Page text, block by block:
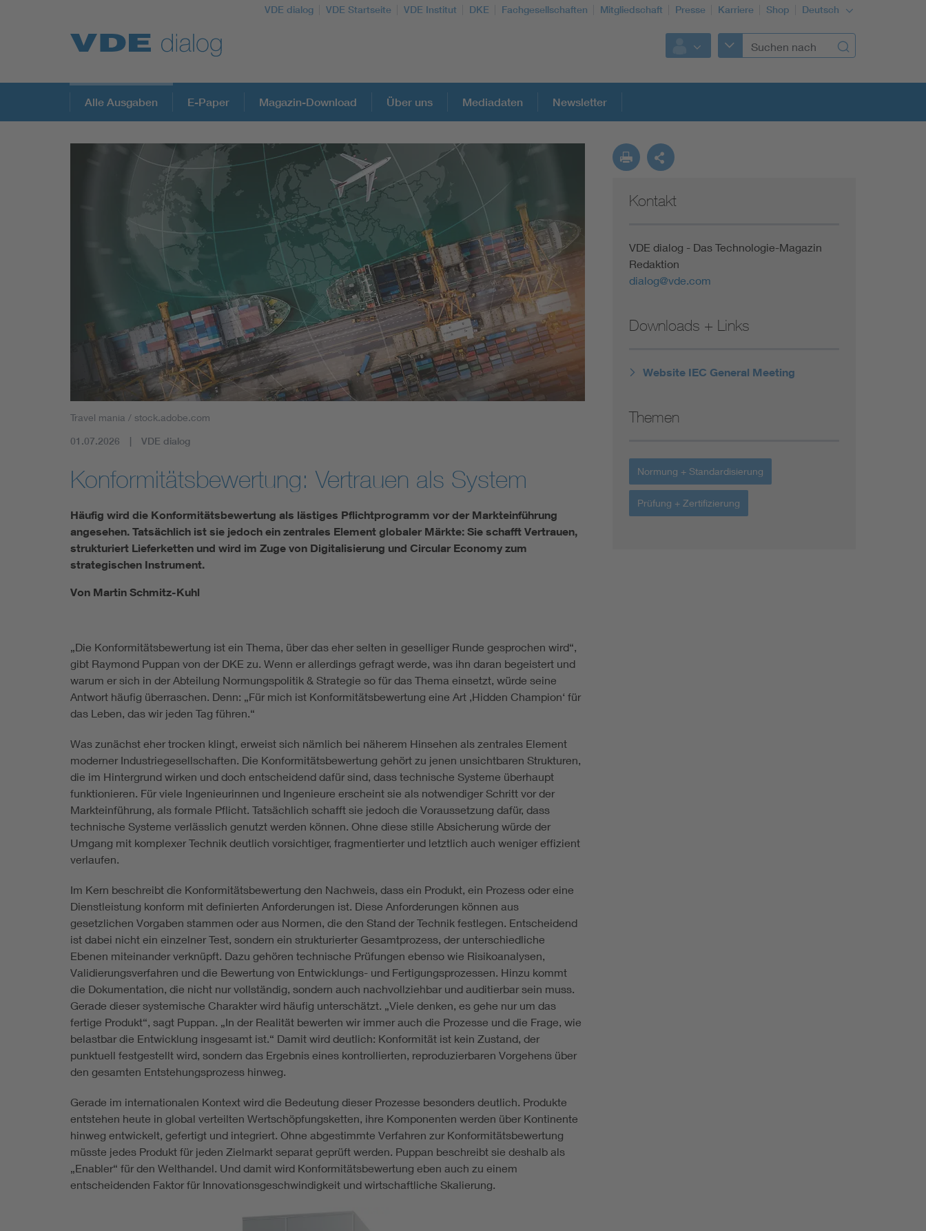
VDE dialog VDE Startseite VDE Institut DKE Fachgesellschaften Mitgliedschaft Presse Karriere Shop Deutsch
Alle Ausgaben E-Paper Magazin-Download Über uns Mediadaten Newsletter
Travel mania / stock.adobe.com
01.07.2026 VDE dialog
Konformitätsbewertung: Vertrauen als System
Häufig wird die Konformitätsbewertung als lästiges Pflichtprogramm vor der Markteinführung
angesehen. Tatsächlich ist sie jedoch ein zentrales Element globaler Märkte: Sie schafft Vertrauen,
strukturiert Lieferketten und wird im Zuge von Digitalisierung und Circular Economy zum
strategischen Instrument.
Von Martin Schmitz-Kuhl
„Die Konformitätsbewertung ist ein Thema, über das eher selten in geselliger Runde gesprochen wird“,
gibt Raymond Puppan von der DKE zu. Wenn er allerdings gefragt werde, was ihn daran begeistert und
warum er sich in der Abteilung Normungspolitik & Strategie so für das Thema einsetzt, würde seine
Antwort häufig überraschen. Denn: „Für mich ist Konformitätsbewertung eine Art ,Hidden Champion‘ für
das Leben, das wir jeden Tag führen.“
Was zunächst eher trocken klingt, erweist sich nämlich bei näherem Hinsehen als zentrales Element
moderner Industriegesellschaften. Die Konformitätsbewertung gehört zu jenen unsichtbaren Strukturen,
die im Hintergrund wirken und doch entscheidend dafür sind, dass technische Systeme überhaupt
funktionieren. Für viele Ingenieurinnen und Ingenieure erscheint sie als notwendiger Schritt vor der
Markteinführung, als formale Pflicht. Tatsächlich schafft sie jedoch die Voraussetzung dafür, dass
technische Systeme verlässlich genutzt werden können. Ohne diese stille Absicherung würde der
Umgang mit komplexer Technik deutlich vorsichtiger, fragmentierter und letztlich auch weniger effizient
verlaufen.
Im Kern beschreibt die Konformitätsbewertung den Nachweis, dass ein Produkt, ein Prozess oder eine
Dienstleistung konform mit definierten Anforderungen ist. Diese Anforderungen können aus
gesetzlichen Vorgaben stammen oder aus Normen, die den Stand der Technik festlegen. Entscheidend
ist dabei nicht ein einzelner Test, sondern ein strukturierter Gesamtprozess, der unterschiedliche
Ebenen miteinander verknüpft. Dazu gehören technische Prüfungen ebenso wie Risikoanalysen,
Validierungsverfahren und die Bewertung von Entwicklungs- und Fertigungsprozessen. Hinzu kommt
die Dokumentation, die nicht nur vollständig, sondern auch nachvollziehbar und auditierbar sein muss.
Gerade dieser systemische Charakter wird häufig unterschätzt. „Viele denken, es gehe nur um das
fertige Produkt“, sagt Puppan. „In der Realität bewerten wir immer auch die Prozesse und die Frage, wie
belastbar die Entwicklung insgesamt ist.“ Damit wird deutlich: Konformität ist kein Zustand, der
punktuell festgestellt wird, sondern das Ergebnis eines kontrollierten, reproduzierbaren Vorgehens über
den gesamten Entstehungsprozess hinweg.
Gerade im internationalen Kontext wird die Bedeutung dieser Prozesse besonders deutlich. Produkte
entstehen heute in global verteilten Wertschöpfungsketten, ihre Komponenten werden über Kontinente
hinweg entwickelt, gefertigt und integriert. Ohne abgestimmte Verfahren zur Konformitätsbewertung
müsste jedes Produkt für jeden Zielmarkt separat geprüft werden. Puppan beschreibt sie deshalb als
„Enabler“ für den Welthandel. Und damit wird Konformitätsbewertung eben auch zu einem
entscheidenden Faktor für Innovationsgeschwindigkeit und wirtschaftliche Skalierung.
Kontakt
VDE dialog - Das Technologie-Magazin
Redaktion
dialog@vde.com
Downloads + Links
Website IEC General Meeting
Themen
Normung + Standardisierung
Prüfung + Zertifizierung